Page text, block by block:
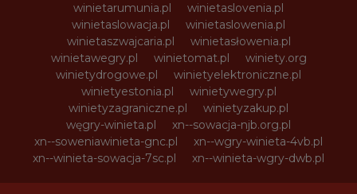
winietarumunia.pl
winietaslovenia.pl
winietaslowacja.pl
winietaslowenia.pl
winietaszwajcaria.pl
winietasłowenia.pl
winietawegry.pl
winietomat.pl
winiety.org
winietydrogowe.pl
winietyelektroniczne.pl
winietyestonia.pl
winietywegry.pl
winietyzagraniczne.pl
winietyzakup.pl
węgry-winieta.pl
xn--sowacja-njb.org.pl
xn--soweniawinieta-gnc.pl
xn--wgry-winieta-4vb.pl
xn--winieta-sowacja-7sc.pl
xn--winieta-wgry-dwb.pl